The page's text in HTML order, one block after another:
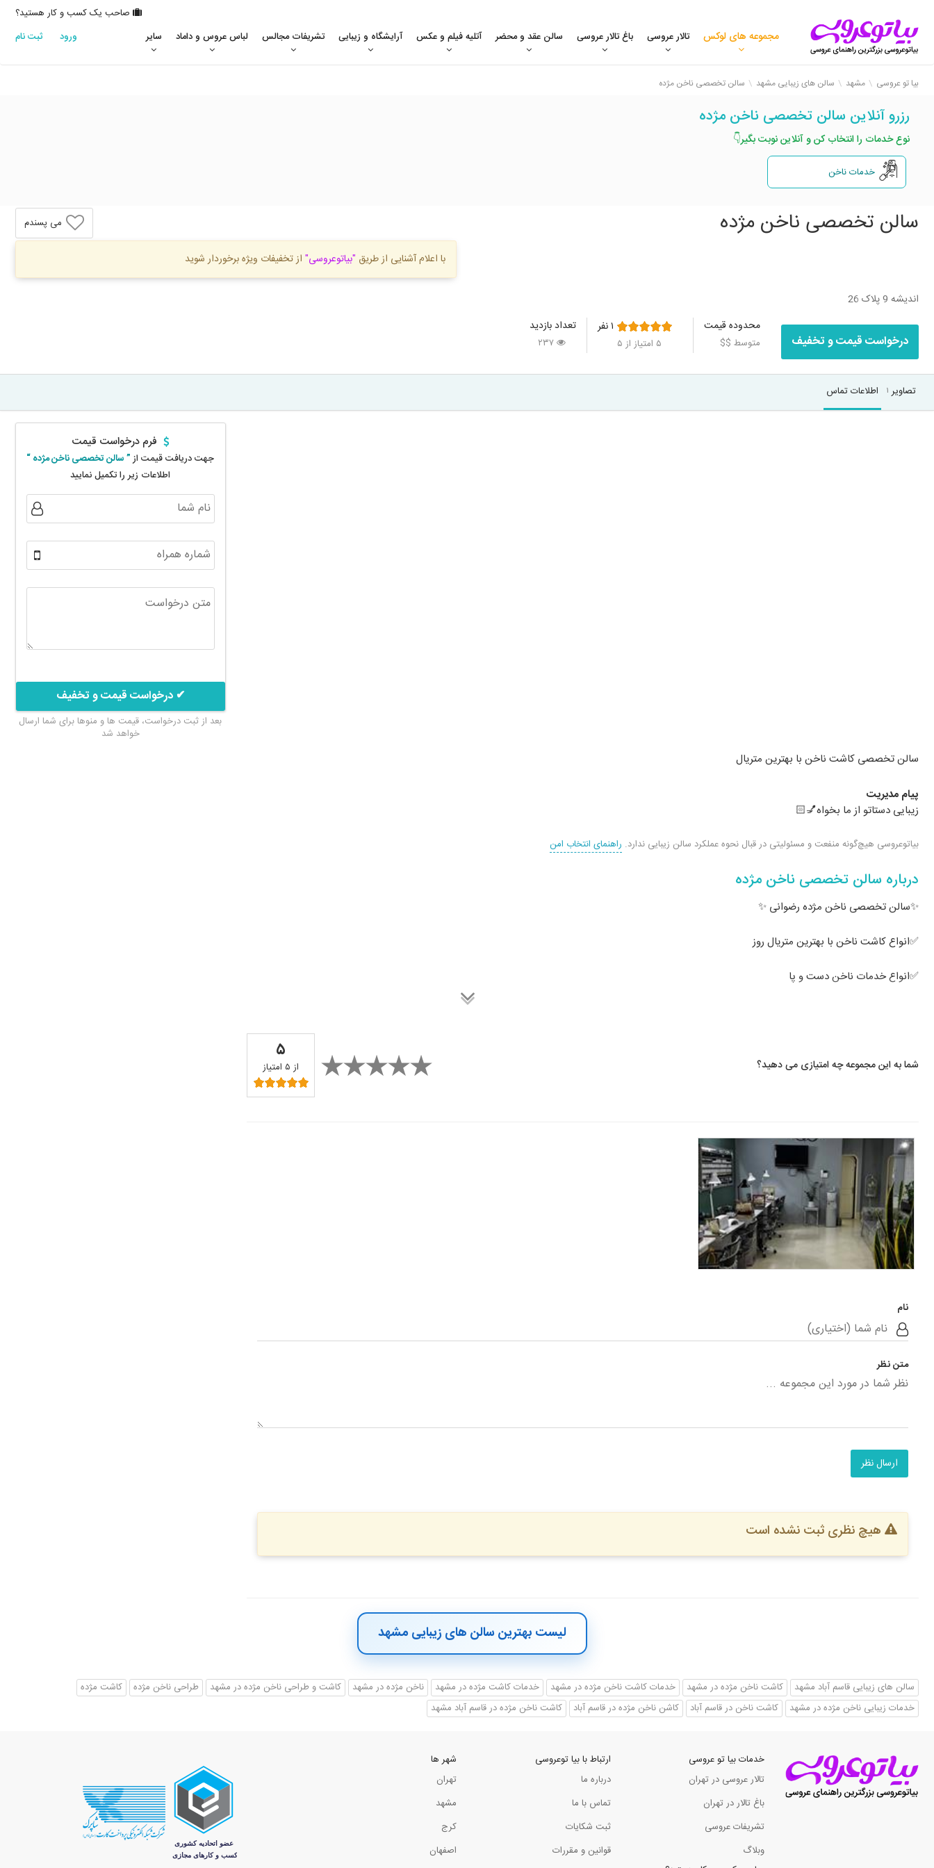
صاحب یک کسب و کار هستید؟
مجموعه های لوکس تالار عروسی باغ تالار عروسی سالن عقد و محضر آتلیه فیلم و عکس آرایشگاه و زیبایی تشریفات مجالس لباس عروس و داماد سایر ورود ثبت نام
فرم درخواست قیمت
جهت دریافت قیمت از” سالن تخصصی ناخن مژده “
اطلاعات زیر را تکمیل نمایید
✔ درخواست قیمت و تخفیف
بعد از ثبت درخواست، قیمت ها و منوها برای شما ارسال
خواهد شد
سالن تخصصی ناخن مژده می پسندم
محدوده قیمت
متوسط $$
۱نفر
۵ امتیاز از ۵
تعداد بازدید
با اعلام آشنایی از طریق "بیاتوعروسی" از تخفیفات ویژه برخوردار شوید
اندیشه 9 پلاک 26
درخواست قیمت و تخفیف
بیا تو عروسی مشهد سالن های زیبایی مشهد سالن تخصصی ناخن مژده
تصاویر ۱ اطلاعات تماس
سالن تخصصی کاشت ناخن با بهترین متریال
پیام مدیریت
زیبایی دستاتو از ما بخواه💅🏻
درباره سالن تخصصی ناخن مژده
✨سالن تخصصی ناخن مژده رضوانی ✨
✅انواع کاشت ناخن با بهترین متریال روز
✅انواع خدمات ناخن دست و پا
🎀دارای مدرک بین المللی از روسیه🎀
یا
✅مدرک فنی حرفه ایی
رزرو آنلاین سالن تخصصی ناخن مژده
نوع خدمات را انتخاب کن و آنلاین نوبت بگیر👇
خدمات ناخن
شما به این مجموعه چه امتیازی می دهید؟
۵
از ۵ امتیاز
سالن تخصصی ناخن مژده مشهد
نام
متن نظر
ارسال نظر
هیچ نظری ثبت نشده است
لیست بهترین سالن های زیبایی مشهد
سالن های زیبایی قاسم آباد مشهد کاشت ناخن مژده در مشهد خدمات کاشت ناخن مژده در مشهد خدمات کاشت مژده در مشهد ناخن مژده در مشهد کاشت و طراحی ناخن مژده در مشهد طراحی ناخن مژده
کاشت مژده
خدمات زیبایی ناخن مژده در مشهد
کاشت ناخن در قاسم آباد کاشن ناخن مژده در قاسم آباد کاشت ناخن مژده در قاسم آباد مشهد
بیاتوعروسی هیچ‌گونه منفعت و مسئولیتی در قبال نحوه عملکرد سالن زیبایی ندارد. راهنمای انتخاب امن
خدمات بیا تو عروسی
تالار عروسی در تهران
باغ تالار در تهران
تشریفات عروسی
وبلاگ
ارتباط با بیا توعروسی
درباره ما
تماس با ما
ثبت شکایات
قوانین و مقررات
شهر ها
تهران
مشهد
کرج
اصفهان